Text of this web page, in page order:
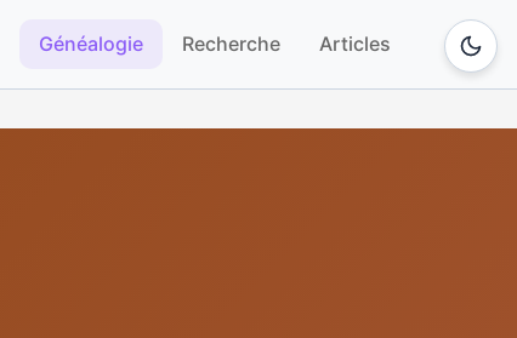
Généalogie Recherche Articles